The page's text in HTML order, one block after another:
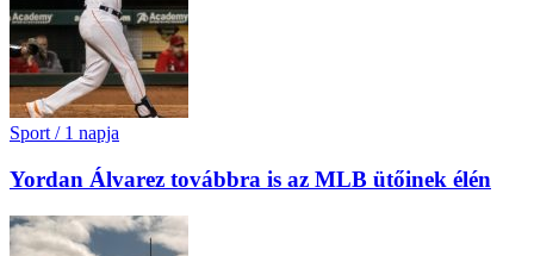
Sport / 1 napja
Yordan Álvarez továbbra is az MLB ütőinek élén